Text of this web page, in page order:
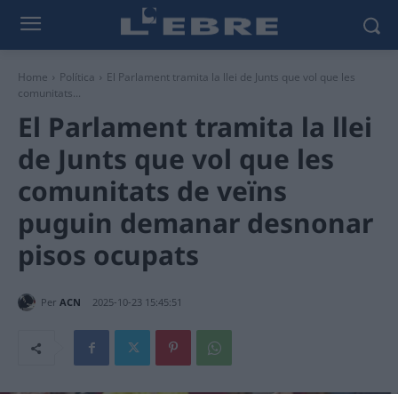
Home Política
El Parlament tramita la llei de Junts que vol que les
comunitats...
El Parlament tramita la llei
de Junts que vol que les
comunitats de veïns
puguin demanar desnonar
pisos ocupats
Per ACN 2025-10-23 15:45:51